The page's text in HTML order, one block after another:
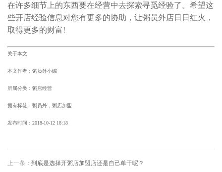
在许多细节上的东西要在经营中去探索寻觅经验了。希望这
些开店经验信息对您有更多的协助，让粥员外店日日红火，
取得更多的财富!
关于本文
本文作者：粥员外小编
所属分类：粥店经营
拥有标签：粥员外，粥店加盟
发布时间： 2018-10-12 18:18
上一条： 到底是选择开粥店加盟店还是自己单干呢？